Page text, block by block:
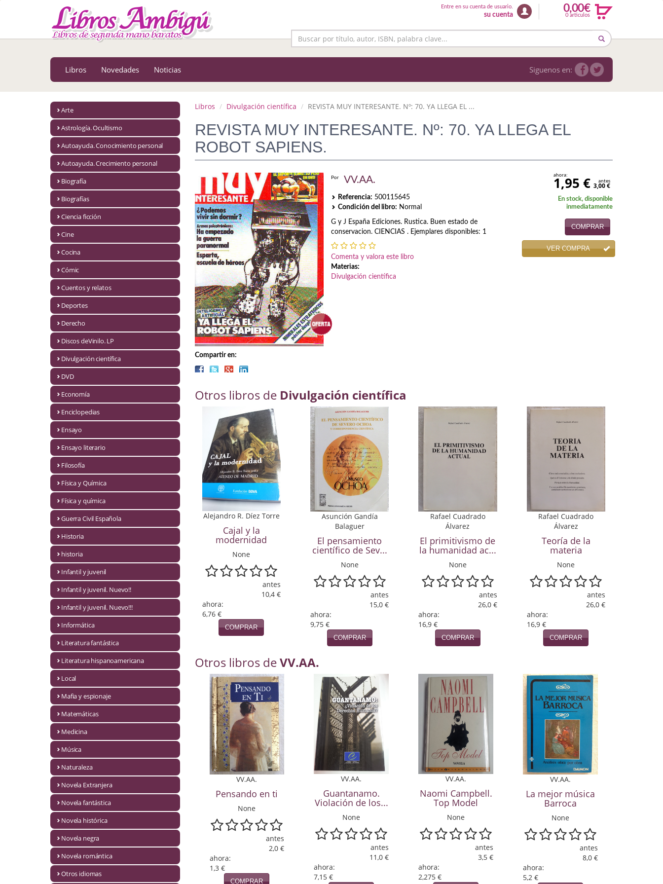
MENÚ PRINCIPAL
Astrología. Ocultismo
Autoayuda. Conocimiento personal
Autoayuda. Crecimiento personal
Ciencia ficción
Cuentos y relatos
Discos deVinilo. LP
Divulgación científica
Ensayo literario
Guerra Civil Española
Infantil y juvenil
Infantil y juvenil. Nuevo!!
Infantil y juvenil. Nuevo!!!
Literatura fantástica
Literatura hispanoamericana
Mafia y espionaje
Entre en su cuenta de usuario.
su cuenta
0,00€
0 articulos
Libros Novedades Noticias Siguenos en:
Arte
Astrología. Ocultismo
Autoayuda. Conocimiento personal
Autoayuda. Crecimiento personal
Biografía
Biografías
Ciencia ficción
Cine
Cocina
Cómic
Cuentos y relatos
Deportes
Derecho
Discos deVinilo. LP
Divulgación científica
DVD
Economía
Enciclopedias
Ensayo
Ensayo literario
Filosofía
Física y Química
Física y química
Guerra Civil Española
Historia
historia
Infantil y juvenil
Infantil y juvenil. Nuevo!!
Infantil y juvenil. Nuevo!!!
Informática
Literatura fantástica
Literatura hispanoamericana
Local
Mafia y espionaje
Matemáticas
Medicina
Música
Naturaleza
Novela Extranjera
Novela fantástica
Novela histórica
Novela negra
Novela romántica
Otros idiomas
Libros Divulgación científica REVISTA MUY INTERESANTE. Nº: 70. YA LLEGA EL ...
REVISTA MUY INTERESANTE. Nº: 70. YA LLEGA EL
ROBOT SAPIENS.
Compartir en:
Por VV.AA.
Referencia: 500115645
Condición del libro: Normal
G y J España Ediciones. Rustica. Buen estado de
conservacion. CIENCIAS . Ejemplares disponibles: 1
Comenta y valora este libro
Materias:
Divulgación científica
ahora:
1,95 € antes
3,00 €
En stock, disponible
inmediatamente
COMPRAR
VER COMPRA
Otros libros de Divulgación científica
Alejandro R. Díez Torre
Cajal y la
modernidad
None
antes
10,4 €
ahora:
6,76 €
COMPRAR
Asunción Gandía
Balaguer
El pensamiento
científico de Sev...
None
antes
15,0 €
ahora:
9,75 €
COMPRAR
Rafael Cuadrado
Álvarez
El primitivismo de
la humanidad ac...
None
antes
26,0 €
ahora:
16,9 €
COMPRAR
Rafael Cuadrado
Álvarez
Teoría de la
materia
None
antes
26,0 €
ahora:
16,9 €
COMPRAR
Otros libros deVV.AA.
VV.AA.
Pensando en ti
None
antes
2,0 €
ahora:
1,3 €
COMPRAR
VV.AA.
Guantanamo.
Violación de los...
None
antes
11,0 €
ahora:
7,15 €
VV.AA.
Naomi Campbell.
Top Model
None
antes
3,5 €
ahora:
2,275 €
VV.AA.
La mejor música
Barroca
None
antes
8,0 €
ahora:
5,2 €